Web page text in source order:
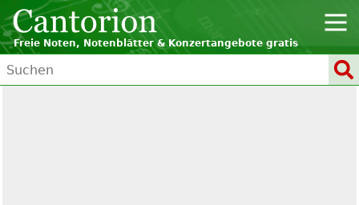
Freie Noten, Notenblätter & Konzertangebote gratis